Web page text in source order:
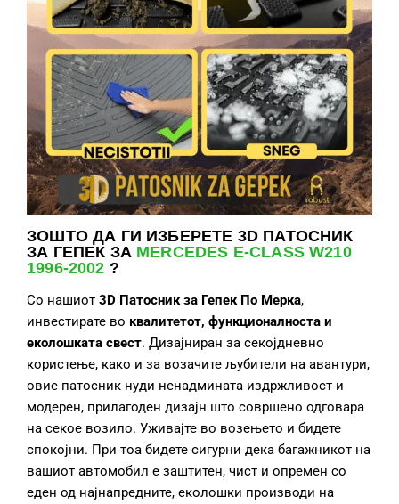
ЗОШТО ДА ГИ ИЗБЕРЕТЕ 3D ПАТОСНИК
ЗА ГЕПЕК ЗА MERCEDES E-CLASS W210
1996-2002 ?
Со нашиот 3D Патосник за Гепек По Мерка,
инвестирате во квалитетот, функционалноста и
еколошката свест. Дизајниран за секојдневно
користење, како и за возачите љубители на авантури,
овие патосник нуди ненадмината издржливост и
модерен, прилагоден дизајн што совршено одговара
на секое возило. Уживајте во возењето и бидете
спокојни. При тоа бидете сигурни дека багажникот на
вашиот автомобил е заштитен, чист и опремен со
еден од најнапредните, еколошки производи на